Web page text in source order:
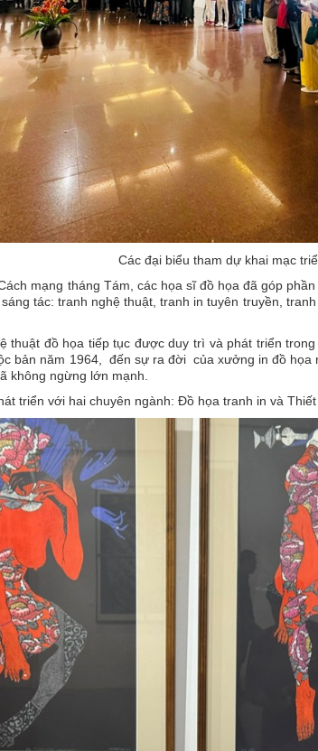
Các đại biểu tham dự khai mạc
mạng tháng Tám, các họa sĩ đồ họa đã góp
tác: tranh nghệ thuật, tranh in tuyên truyền,
thuật đồ họa tiếp tục được duy trì và phát triển
bản năm 1964, đến sự ra đời của xưởng in đồ họa
không ngừng lớn mạnh.
triển với hai chuyên ngành: Đồ họa tranh in và